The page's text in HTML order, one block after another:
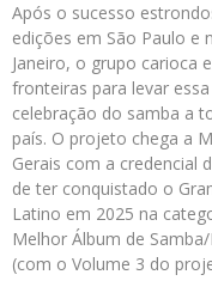
Após o sucesso
edições em São Paulo e
Janeiro, o grupo carioca
fronteiras para levar essa
celebração do samba a
país. O projeto chega a
Gerais com a credencial
de ter conquistado o
Latino em 2025 na
Melhor Álbum de
(com o Volume 3 do